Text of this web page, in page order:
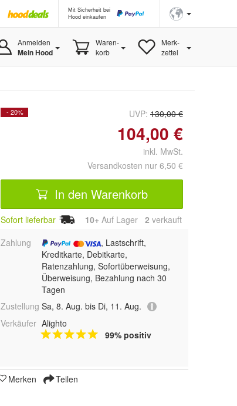
Mit Sicherheit bei
Hood einkaufen
Anmelden
Mein Hood
Waren-
korb
Merk-
zettel
- 20% UVP: 130,00 €
104,00 €
inkl. MwSt.
Versandkosten nur 6,50 €
In den Warenkorb
Sofort lieferbar 10+ Auf Lager 2 verkauft
Zahlung
, Lastschrift,
Kreditkarte, Debitkarte,
Ratenzahlung, Sofortüberweisung,
Überweisung, Bezahlung nach 30
Tagen
Zustellung Sa, 8. Aug. bis Di, 11. Aug.
Verkäufer Alighto
99% positiv
Merken Teilen